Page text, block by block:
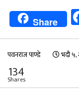
Share
पवनराज पाण्डे भदौ
134
Shares